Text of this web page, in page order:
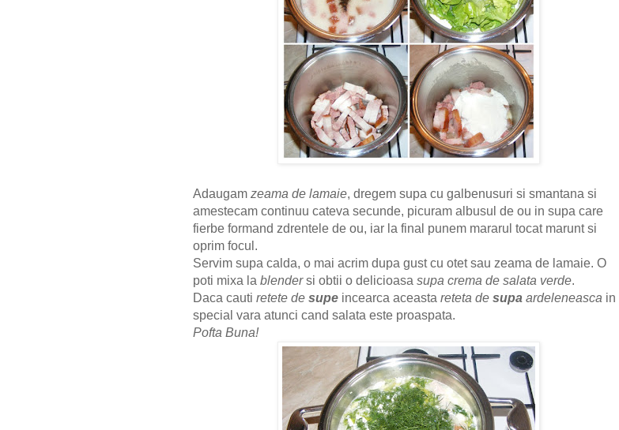
Adaugam zeama de lamaie, dregem supa cu galbenusuri si smantana si
amestecam continuu cateva secunde, picuram albusul de ou in supa care
fierbe formand zdrentele de ou, iar la final punem mararul tocat marunt si
oprim focul.
Servim supa calda, o mai acrim dupa gust cu otet sau zeama de lamaie. O
poti mixa la blendersi obtii o delicioasa supa crema de salata verde.
Daca cauti retete de supe incearca aceasta reteta de supa ardeleneasca in
special vara atunci cand salata este proaspata.
Pofta Buna!